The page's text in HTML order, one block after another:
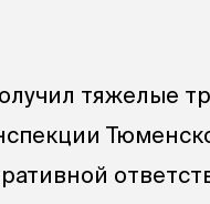
тяжелые